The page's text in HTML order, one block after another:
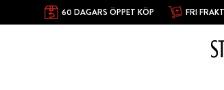
60 DAGARS ÖPPET KÖP FRI